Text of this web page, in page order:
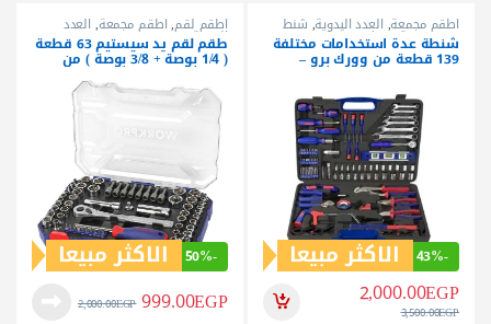
أطقم مجمعة, العدد اليدوية, شنط
عدة مجمعة,وورك برو
شنطة عدة استخدامات مختلفة
139 قطعة من وورك برو –
-
43% الاكثر مبيعا
2,000.00EGP
3,500.00EGP
أطقم لقم,أطقم مجمعة, العدد
اليدوية طقم لقم يد سيستيم 63 قطعة
( 1/4 بوصة + 3/8 بوصة ) من
وورك برو – W003070
-
50% الاكثر مبيعا
999.00EGP
2,000.00EGP